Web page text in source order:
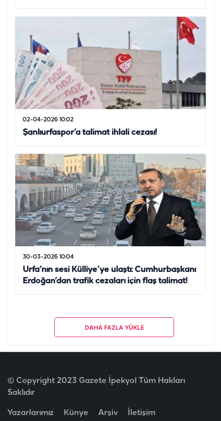
02-04-2026 10:02
Şanlıurfaspor’a talimat ihlali cezası!
30-03-2026 10:04
Urfa’nın sesi Külliye’ye ulaştı: Cumhurbaşkanı
Erdoğan’dan trafik cezaları için flaş talimat!
DAHA FAZLA YÜKLE
© Copyright 2023 Gazete İpekyol Tüm Hakları
Saklıdır
Yazarlarımız Künye Arşiv İletişim